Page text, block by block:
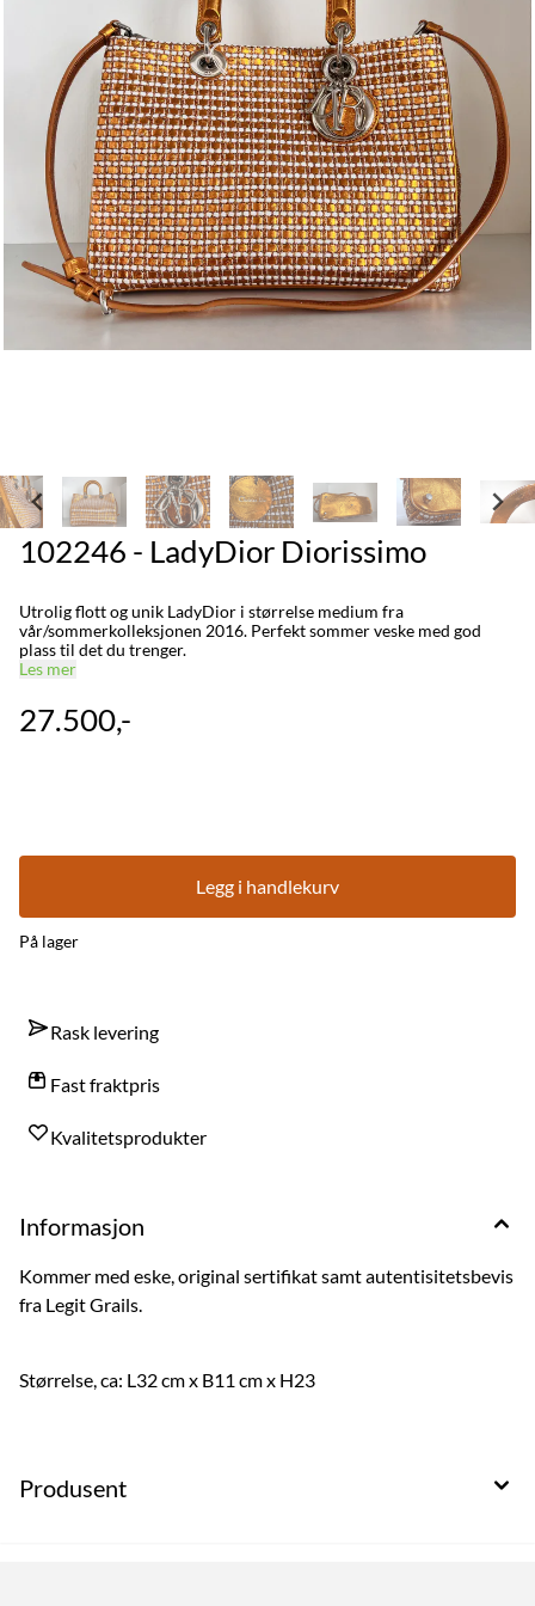
102246 - LadyDior Diorissimo
Utrolig flott og unik LadyDior i størrelse medium fra
vår/sommerkolleksjonen 2016. Perfekt sommer veske med god
plass til det du trenger.
Les mer
27.500,-
Legg i handlekurv
På lager
Rask levering
Fast fraktpris
Kvalitetsprodukter
Informasjon
Kommer med eske, original sertifikat samt autentisitetsbevis
fra Legit Grails.
Størrelse, ca: L32 cm x B11 cm x H23
Produsent